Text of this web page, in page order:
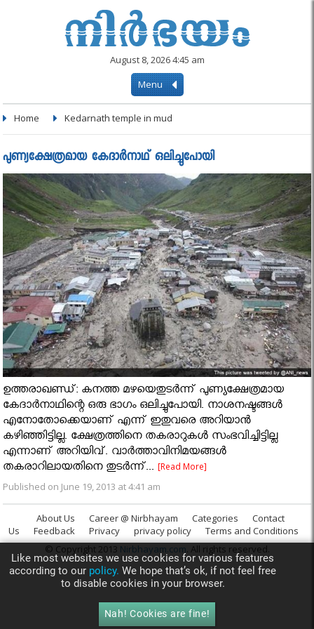
August 8, 2026 4:45 am
Menu
Home Kedarnath temple in mud
പുണ്യക്ഷേത്രമായ കേദാര്‍നാഥ് ഒലിച്ചുപോയി
ഉത്തരാഖണ്ഡ്: കനത്ത മഴയെതുടര്‍ന്ന് പുണ്യക്ഷേത്രമായ
കേദാര്‍നാഥിന്റെ ഒരു ഭാഗം ഒലിച്ചുപോയി. നാശനഷ്ടങ്ങൾ
എനോതോക്കെയാണ് എന്ന് ഇതുവരെ അറിയാൻ
കഴിഞ്ഞിട്ടില്ല. ക്ഷേത്രത്തിനെ തകരാറുകൾ സംഭവിച്ചിട്ടില്ല
എന്നാണ് അറിയിവ്. വാര്‍ത്താവിനിമയങ്ങൾ
തകരാറിലായതിനെ തുടർന്ന്...[Read More]
Published on June 19, 2013 at 4:41 am
About Us Career @ Nirbhayam Categories
Contact
Us
Feedback Privacy privacy policy
Terms and Conditions
© Copyright 2013 Nirbhayam.com. All rights reserved.
Like most websites we use cookies for various features
according to our policy. We hope that’s ok, if not feel free
to disable cookies in your browser.
Nah! Cookies are fine!